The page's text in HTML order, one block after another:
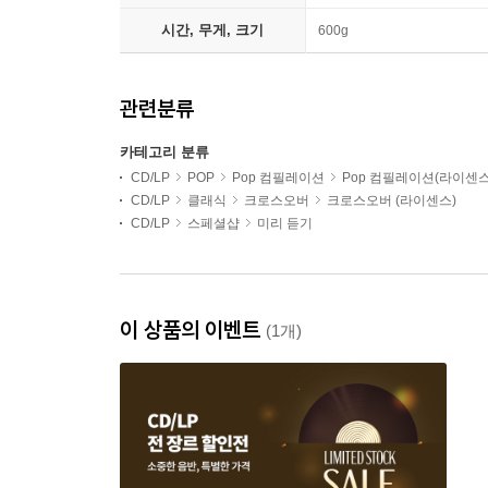
시간, 무게, 크기 600g
관련분류
카테고리 분류
CD/LP POP Pop 컴필레이션
Pop 컴필레이션(라이센
CD/LP
클래식 크로스오버
크로스오버 (라이센스)
CD/LP
스페셜샵 미리 듣기
이 상품의 이벤트 (1개)